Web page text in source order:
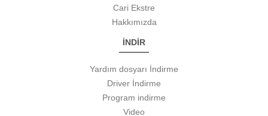
Cari Ekstre
Hakkımızda
İNDİR
Yardım dosyarı İndirme
Driver İndirme
Program indirme
Video